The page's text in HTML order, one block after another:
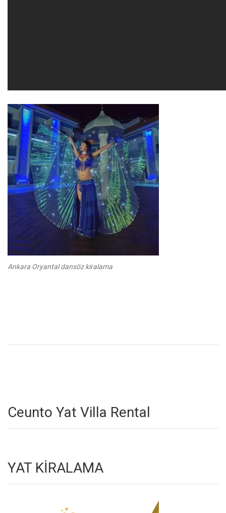
Ankara Oryantal dansöz kiralama
Ceunto Yat Villa Rental
YAT KİRALAMA